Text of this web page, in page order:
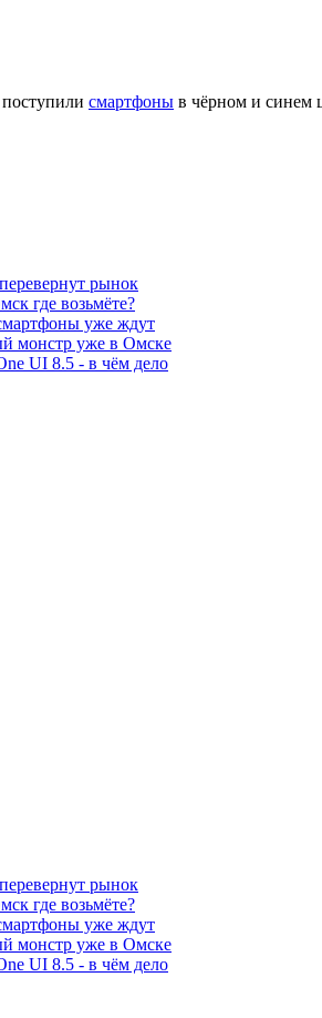
смартфоны в чёрном и синем
рынок
где возьмёте?
уже ждут
монстр уже в Омске
UI 8.5 - в чём дело
рынок
где возьмёте?
уже ждут
монстр уже в Омске
UI 8.5 - в чём дело